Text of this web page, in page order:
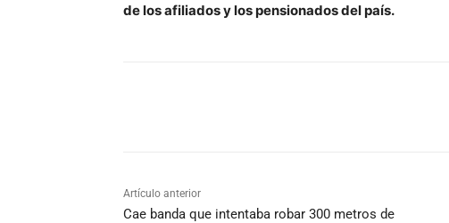
de los afiliados y los pensionados del país.
Artículo anterior
Cae banda que intentaba robar 300 metros de